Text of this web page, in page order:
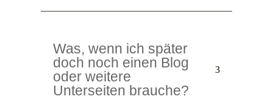
Was, wenn ich später
doch noch einen Blog
oder weitere
Unterseiten brauche?